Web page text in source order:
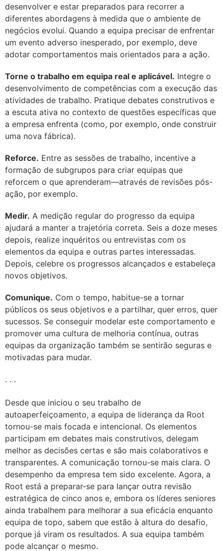
desenvolver e estar preparados para recorrer a
diferentes abordagens à medida que o ambiente de
negócios evolui. Quando a equipa precisar de enfrentar
um evento adverso inesperado, por exemplo, deve
adotar comportamentos mais orientados para a ação.
Torne o trabalho em equipa real e aplicável. Integre o
desenvolvimento de competências com a execução das
atividades de trabalho. Pratique debates construtivos e
a escuta ativa no contexto de questões específicas que
a empresa enfrenta (como, por exemplo, onde construir
uma nova fábrica).
Reforce. Entre as sessões de trabalho, incentive a
formação de subgrupos para criar equipas que
reforcem o que aprenderam—através de revisões pós-
ação, por exemplo.
Medir. A medição regular do progresso da equipa
ajudará a manter a trajetória correta. Seis a doze meses
depois, realize inquéritos ou entrevistas com os
elementos da equipa e outras partes interessadas.
Depois, celebre os progressos alcançados e estabeleça
novos objetivos.
Comunique. Com o tempo, habitue-se a tornar
públicos os seus objetivos e a partilhar, quer erros, quer
sucessos. Se conseguir modelar este comportamento e
promover uma cultura de melhoria contínua, outras
equipas da organização também se sentirão seguras e
motivadas para mudar.
. . .
Desde que iniciou o seu trabalho de
autoaperfeiçoamento, a equipa de liderança da Root
tornou-se mais focada e intencional. Os elementos
participam em debates mais construtivos, delegam
melhor as decisões certas e são mais colaborativos e
transparentes. A comunicação tornou-se mais clara. O
desempenho da empresa tem sido excelente. Agora, a
Root está a preparar-se para lançar outra revisão
estratégica de cinco anos e, embora os líderes seniores
ainda trabalhem para melhorar a sua eficácia enquanto
equipa de topo, sabem que estão à altura do desafio,
porque já viram os resultados. A sua equipa também
pode alcançar o mesmo.